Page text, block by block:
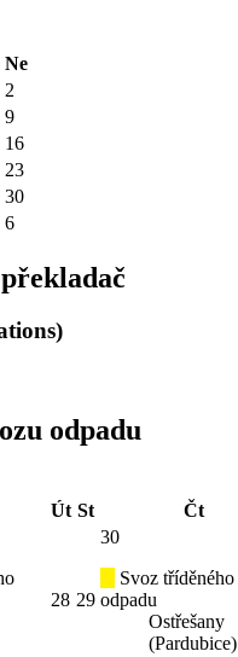
Ne
2
9
16
23
30
6
odpadu
Út St Čt
28 29
30
Svoz tříděného
odpadu
Ostřešany
(Pardubice)